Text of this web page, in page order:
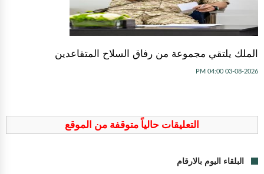
الملك يلتقي مجموعة من رفاق السلاح المتقاعدين
03-08-2026 04:00 PM
التعليقات حالياً متوقفة من الموقع
البلقاء اليوم بالارقام